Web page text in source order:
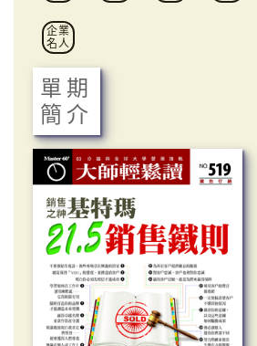
企業
名人
單期
簡介